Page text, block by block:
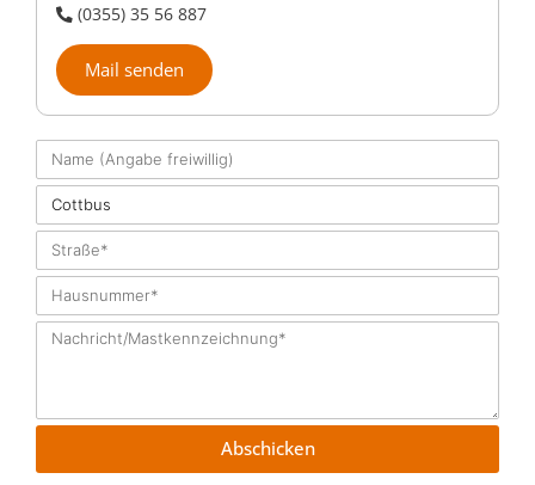
(0355) 35 56 887
Mail senden
Ort
Straße
Hausnummer
Nachricht/Mastkennzeichnung
Abschicken